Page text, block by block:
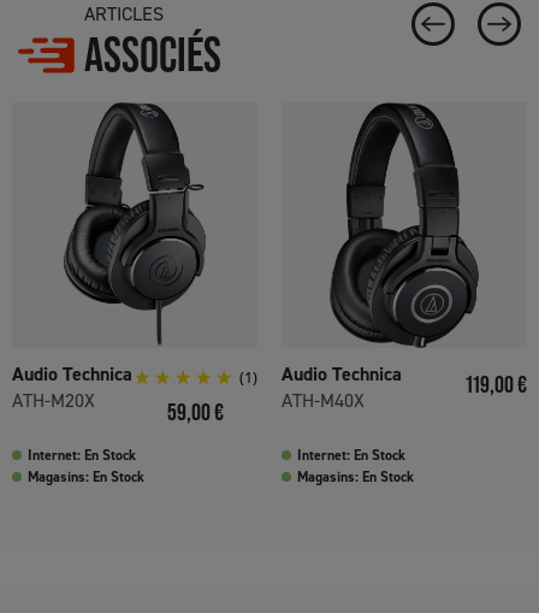
ARTICLES
ASSOCIÉS
Audio Technica
ATH-M20X
(1)
Prix
59,00 €
Internet: En Stock
Magasins: En Stock
Audio Technica
ATH-M40X
Prix
119,00 €
Internet: En Stock
Magasins: En Stock